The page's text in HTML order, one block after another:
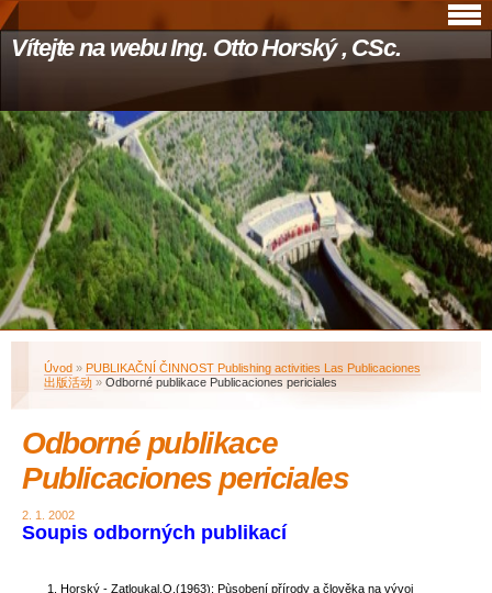
Vítejte na webu Ing. Otto Horský , CSc.
Úvod » PUBLIKAČNÍ ČINNOST Publishing activities Las Publicaciones
出版活动 » Odborné publikace Publicaciones periciales
Odborné publikace
Publicaciones periciales
2. 1. 2002
Soupis odborných publikací
Horský - Zatloukal,O.(1963): Pùsobení přírody a člověka na vývoj